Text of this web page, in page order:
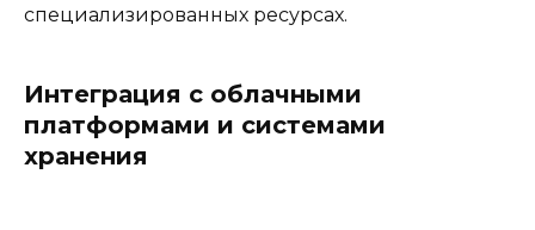
специализированных ресурсах.
Интеграция с облачными
платформами и системами
хранения